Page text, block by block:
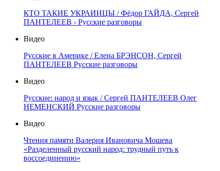
КТО ТАКИЕ УКРАИНЦЫ / Фёдор ГАЙДА, Сергей
ПАНТЕЛЕЕВ - Русские разговоры
Видео
Русские в Америке / Елена БРЭНСОН, Сергей
ПАНТЕЛЕЕВ Русские разговоры
Видео
Русские: народ и язык / Сергей ПАНТЕЛЕЕВ Олег
НЕМЕНСКИЙ Русские разговоры
Видео
Чтения памяти Валерия Ивановича Мошева
«Разделенный русский народ: трудный путь к
воссоединению»